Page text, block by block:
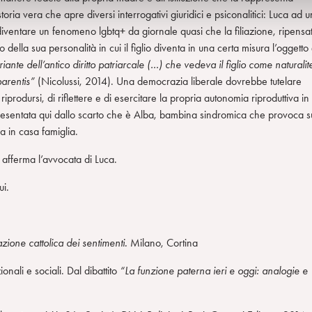
vera che apre diversi interrogativi giuridici e psiconalitici: Luca ad
un fenomeno lgbtq+ da giornale quasi che la filiazione,
sua personalità in cui il figlio diventa in una certa misura l’oggetto
dell’antico diritto patriarcale (…) che vedeva il figlio come
(Nicolussi, 2014). Una democrazia liberale dovrebbe tutelare
di riflettere e di esercitare la propria autonomia riproduttiva in
qui dallo scarto che è Alba, bambina sindromica che provoca
in casa famiglia.
afferma l’avvocata di Luca.
cattolica dei sentimenti. Milano, Cortina
e sociali. Dal dibattito “La funzione paterna ieri e oggi: analogie e